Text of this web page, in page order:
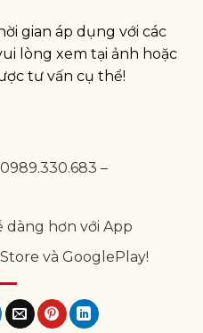
gian áp dụng với các
lòng xem tại ảnh hoặc
tư vấn cụ thể!
–
dàng hơn với App
và GooglePlay!